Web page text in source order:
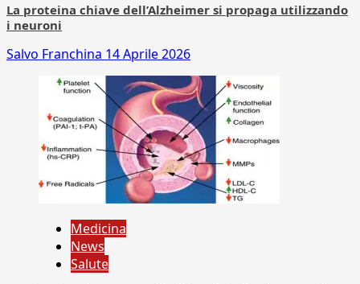
La proteina chiave dell’Alzheimer si propaga utilizzando
i neuroni
Salvo Franchina 14 Aprile 2026
Medicina
News
Salute